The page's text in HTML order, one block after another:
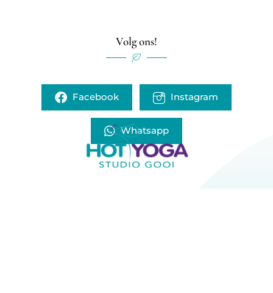
Volg ons!
Facebook Instagram
Whatsapp